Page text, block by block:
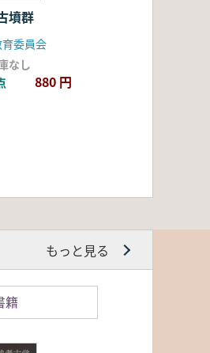
墳群
委員会
なし
880 円
もっと見る
籍